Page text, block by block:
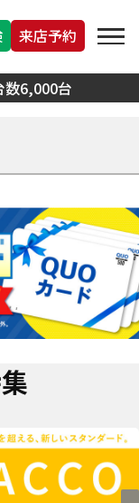
数6,000台
来店予約